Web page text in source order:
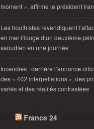
moment », affirme le président
Les houthistes revendiquent
en mer Rouge d’un deuxième
saoudien en une journée
Incendies : derrière l’annonce
des « 402 interpellations », des
variés et des réalités contrastées
France 24